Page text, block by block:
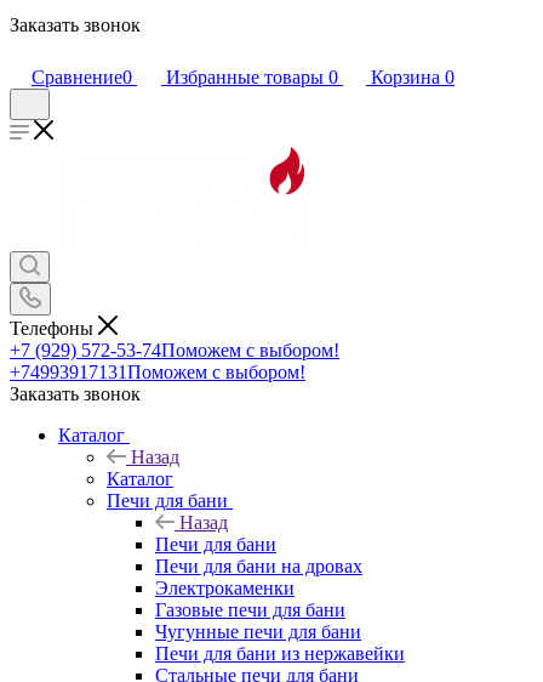
Заказать звонок
Сравнение0 Избранные товары 0 Корзина 0
Телефоны
+7 (929) 572-53-74Поможем с выбором!
+74993917131Поможем с выбором!
Заказать звонок
Каталог
Назад
Каталог
Печи для бани
Назад
Печи для бани
Печи для бани на дровах
Электрокаменки
Газовые печи для бани
Чугунные печи для бани
Печи для бани из нержавейки
Стальные печи для бани